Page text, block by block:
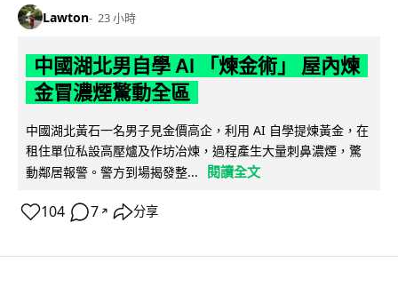
Lawton 23 小時
中國湖北男自學 AI 「煉金術」 屋內煉
金冒濃煙驚動全區
中國湖北黃石一名男子見金價高企，利用 AI 自學提煉黃金，在
租住單位私設高壓爐及作坊冶煉，過程產生大量刺鼻濃煙，驚
動鄰居報警。警方到場揭發整...
閱讀全文
104 7 ↗ 分享